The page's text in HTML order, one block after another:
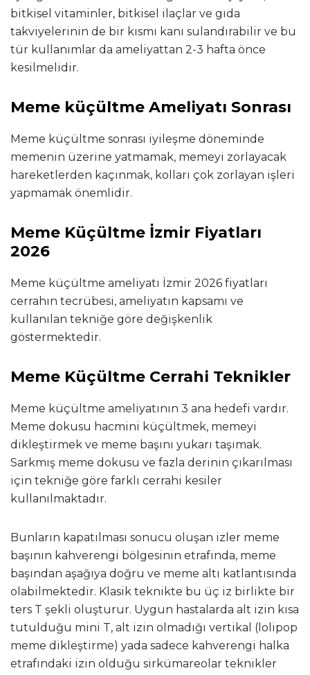
bitkisel vitaminler, bitkisel ilaçlar ve gıda
takviyelerinin de bir kısmı kanı sulandırabilir ve bu
tür kullanımlar da ameliyattan 2-3 hafta önce
kesilmelidir.
Meme küçültme Ameliyatı Sonrası
Meme küçültme sonrası iyileşme döneminde
memenin üzerine yatmamak, memeyi zorlayacak
hareketlerden kaçınmak, kolları çok zorlayan işleri
yapmamak önemlidir.
Meme Küçültme İzmir Fiyatları
2026
Meme küçültme ameliyatı İzmir 2026 fiyatları
cerrahın tecrübesi, ameliyatın kapsamı ve
kullanılan tekniğe göre değişkenlik
göstermektedir.
Meme Küçültme Cerrahi Teknikler
Meme küçültme ameliyatının 3 ana hedefi vardır.
Meme dokusu hacmini küçültmek, memeyi
dikleştirmek ve meme başını yukarı taşımak.
Sarkmış meme dokusu ve fazla derinin çıkarılması
için tekniğe göre farklı cerrahi kesiler
kullanılmaktadır.
Bunların kapatılması sonucu oluşan izler meme
başının kahverengi bölgesinin etrafında, meme
başından aşağıya doğru ve meme altı katlantısında
olabilmektedir. Klasik teknikte bu üç iz birlikte bir
ters T şekli oluşturur. Uygun hastalarda alt izin kısa
tutulduğu mini T, alt izin olmadığı vertikal (lolipop
meme dikleştirme) yada sadece kahverengi halka
etrafındaki izin olduğu sirkümareolar teknikler